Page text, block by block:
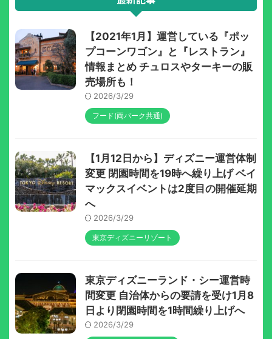
【2021年1月】運営している『ポッ
プコーンワゴン』と『レストラン』
情報まとめ チュロスやターキーの販
売場所も！
2026/3/29
フード(両パーク共通)
【1月12日から】ディズニー運営体制
変更 閉園時間を19時へ繰り上げ ベイ
マックスイベントは2度目の開催延期
へ
2026/3/29
東京ディズニーリゾート
東京ディズニーランド・シー運営時
間変更 自治体からの要請を受け1月8
日より閉園時間を1時間繰り上げへ
2026/3/29